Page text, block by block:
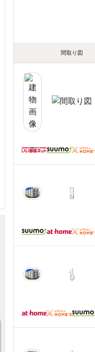
間取り図